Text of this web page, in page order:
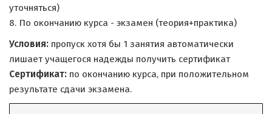
уточняться)
8. По окончанию курса - экзамен (теория+практика)
Условия: пропуск хотя бы 1 занятия автоматически
лишает учащегося надежды получить сертификат
Сертификат: по окончанию курса, при положительном
результате сдачи экзамена.